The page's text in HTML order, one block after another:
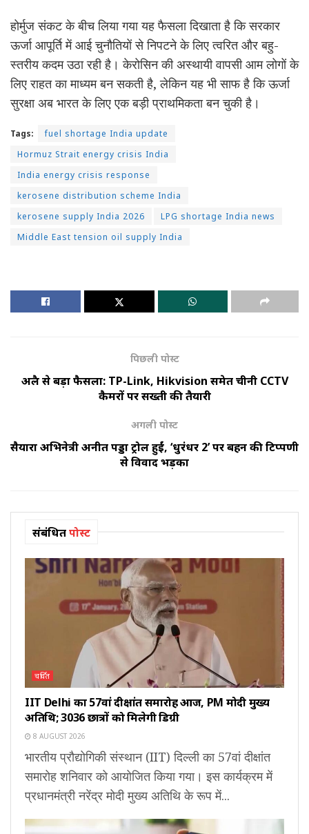
होर्मुज संकट के बीच लिया गया यह फैसला दिखाता है कि सरकार
ऊर्जा आपूर्ति में आई चुनौतियों से निपटने के लिए त्वरित और बहु-
स्तरीय कदम उठा रही है। केरोसिन की अस्थायी वापसी आम लोगों के
लिए राहत का माध्यम बन सकती है, लेकिन यह भी साफ है कि ऊर्जा
सुरक्षा अब भारत के लिए एक बड़ी प्राथमिकता बन चुकी है।
Tags:
fuel shortage India update
Hormuz Strait energy crisis India
India energy crisis response
kerosene distribution scheme India
kerosene supply India 2026
LPG shortage India news
Middle East tension oil supply India
पिछली पोस्ट
अप्रैल से बड़ा फैसला: TP-Link, Hikvision समेत चीनी CCTV
कैमरों पर सख्ती की तैयारी
अगली पोस्ट
सैयारा अभिनेत्री अनीत पड्डा ट्रोल हुईं, ‘धुरंधर 2’ पर बहन की टिप्पणी
से विवाद भड़का
संबंधितपोस्ट
चर्चित
IIT Delhi का 57वां दीक्षांत समारोह आज, PM मोदी मुख्य
अतिथि; 3036 छात्रों को मिलेगी डिग्री
8 AUGUST 2026
भारतीय प्रौद्योगिकी संस्थान (IIT) दिल्ली का 57वां दीक्षांत
समारोह शनिवार को आयोजित किया गया। इस कार्यक्रम में
प्रधानमंत्री नरेंद्र मोदी मुख्य अतिथि के रूप में...